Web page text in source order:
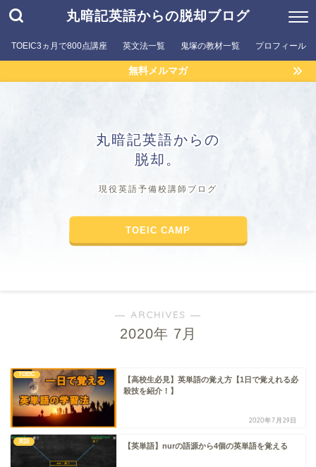
丸暗記英語からの脱却ブログ
TOEIC3ヵ月で800点講座 英文法一覧 鬼塚の教材一覧 プロフィール
無料メルマガ
丸暗記英語からの
脱却。
現役英語予備校講師ブログ
TOEIC CAMP
― ARCHIVES ―
2020年 7月
TOEIC
【高校生必見】英単語の覚え方【1日で覚えれる必
殺技を紹介！】
2020年7月29日
英語
【英単語】nurの語源から4個の英単語を覚える